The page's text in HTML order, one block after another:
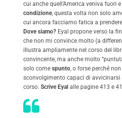
cui anche quell’America veniva fuori e
condizione, questa volta non solo
cui ancora facciamo fatica a
Dove siamo? Eyal propone verso la
che non mi convince molto (a
illustra ampliamente nel corso del
convincente, ma anche molto
solo come spunto, o forse perché
sconvolgimento capaci di
corso. Scrive Eyal alle pagine 413 e